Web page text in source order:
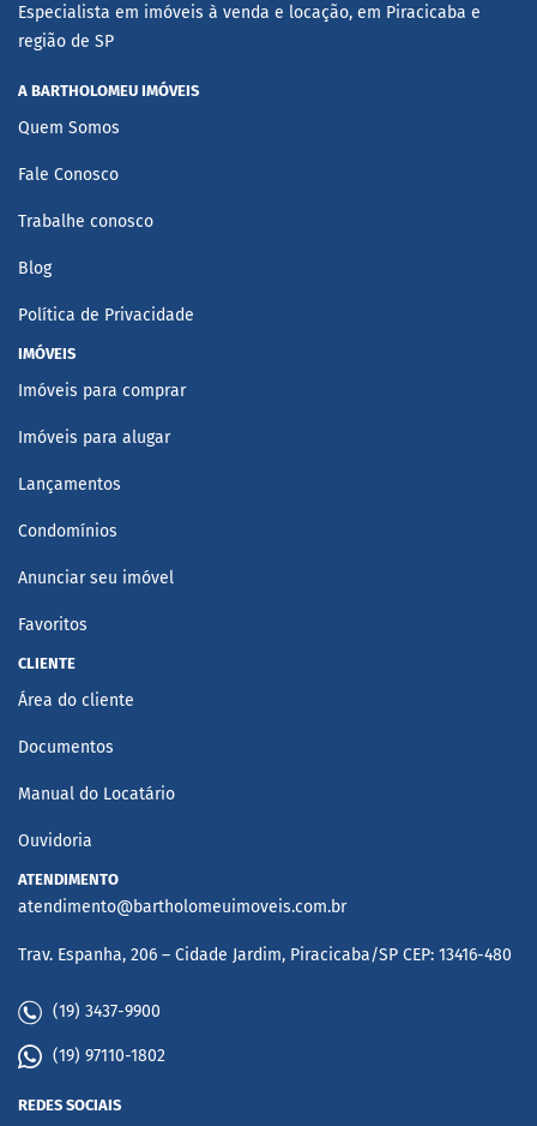
Especialista em imóveis à venda e locação, em Piracicaba e
região de SP
A BARTHOLOMEU IMÓVEIS
Quem Somos
Fale Conosco
Trabalhe conosco
Blog
Política de Privacidade
IMÓVEIS
Imóveis para comprar
Imóveis para alugar
Lançamentos
Condomínios
Anunciar seu imóvel
Favoritos
CLIENTE
Área do cliente
Documentos
Manual do Locatário
Ouvidoria
ATENDIMENTO
atendimento@bartholomeuimoveis.com.br
Trav. Espanha, 206 – Cidade Jardim, Piracicaba/SP CEP: 13416-480
(19) 3437-9900
(19) 97110-1802
REDES SOCIAIS